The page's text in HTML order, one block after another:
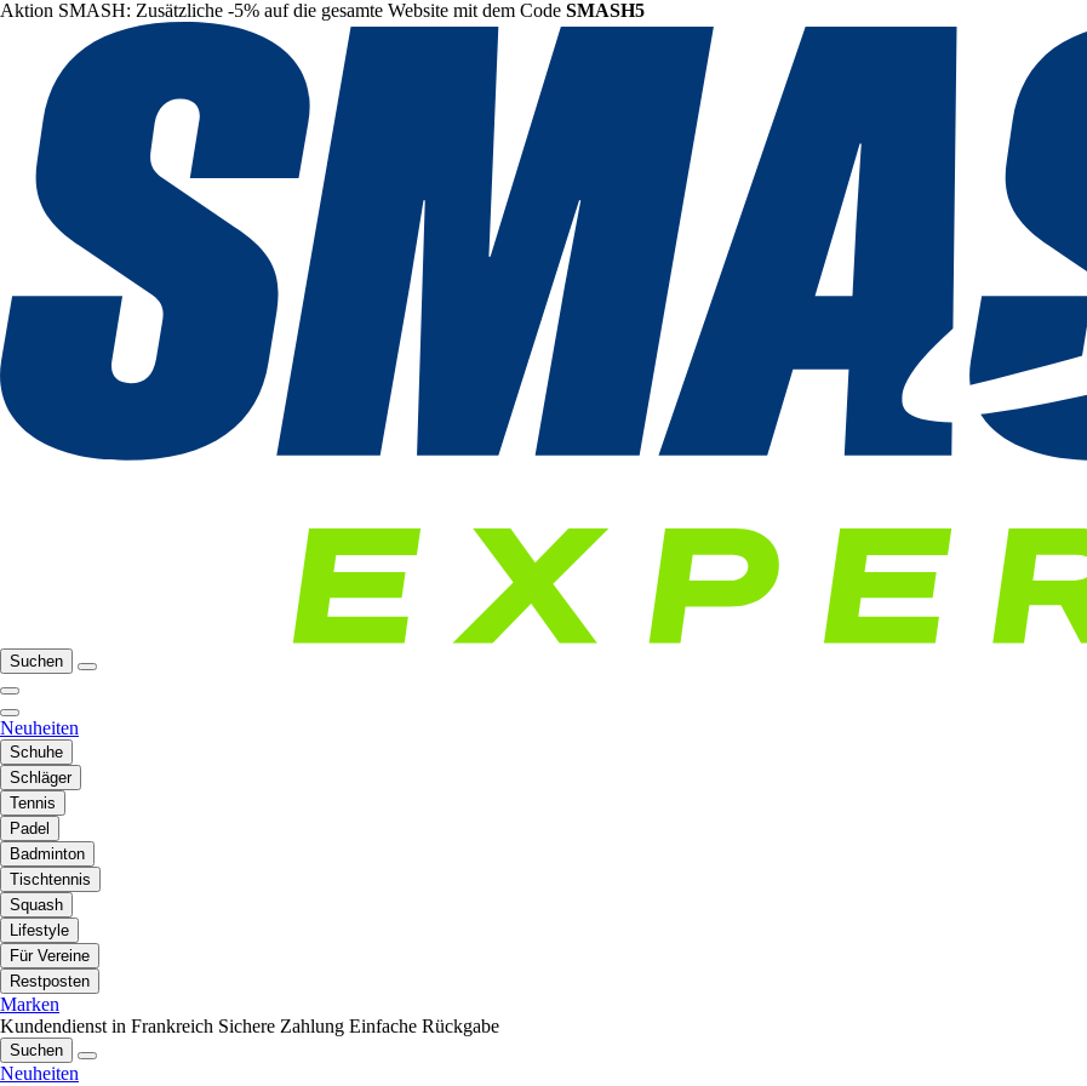
Aktion SMASH: Zusätzliche -5% auf die gesamte Website mit dem Code SMASH5
Suchen
Neuheiten
Schuhe
Schläger
Tennis
Padel
Badminton
Tischtennis
Squash
Lifestyle
Für Vereine
Restposten
Marken
Kundendienst in Frankreich Sichere Zahlung Einfache Rückgabe
Suchen
Neuheiten